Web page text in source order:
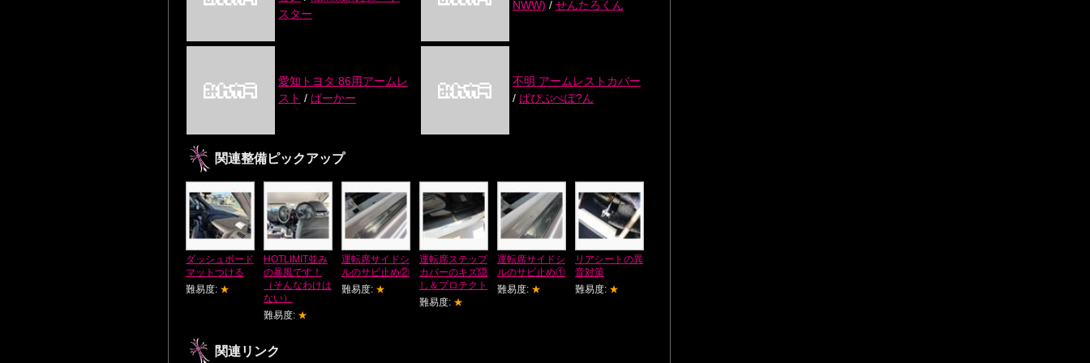
スター
NWW) / せんたろくん
愛知トヨタ 86用アームレ
スト / ぱーかー
不明 アームレストカバー
/ ぱぴぷぺぽ?ん
関連整備ピックアップ
ダッシュボード
マットつける
難易度: ★
HOTLIMIT並み
の暴風です！
（そんなわけは
ない）
難易度: ★
運転席サイドシ
ルのサビ止め②
難易度: ★
運転席ステップ
カバーのキズ隠
し＆プロテクト
難易度: ★
運転席サイドシ
ルのサビ止め①
難易度: ★
リアシートの異
音対策
難易度: ★
関連リンク